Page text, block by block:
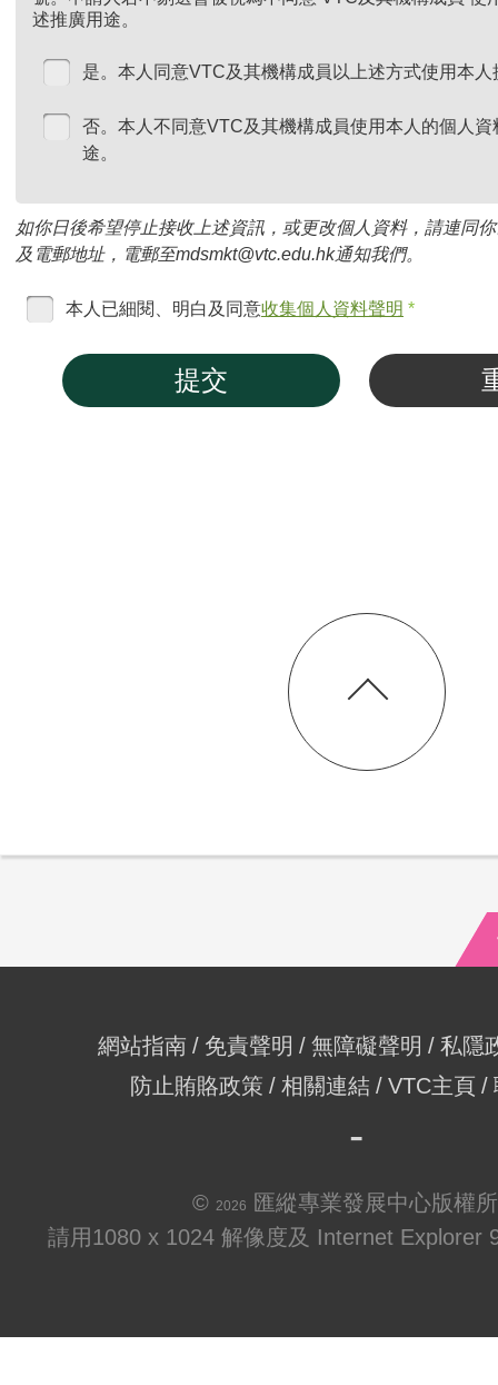
述推廣用途。
是。本人同意VTC及其機構成員以上述方式使用本
否。本人不同意VTC及其機構成員使用本人的個人
途。
如你日後希望停止接收上述資訊，或更改個人資料，請連同
及電郵地址，電郵至mdsmkt@vtc.edu.hk通知我們。
本人已細閱、明白及同意收集個人資料聲明 *
提交
網站指南 免責聲明 無障礙聲明
私隱
防止賄賂政策
相關連結 VTC主頁
© 2026
匯縱專業發展中心版權
請用1080 x 1024 解像度及 Internet Explorer